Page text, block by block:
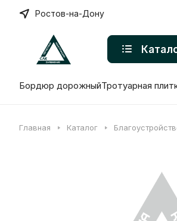
Ростов-на-Дону
Бордюр дорожныйТротуарная
Главная Каталог